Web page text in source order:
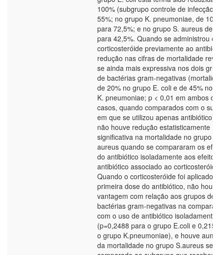
100% (subgrupo controle de infecção)
55%; no grupo K. pneumoniae, de
para 72,5%; e no grupo S. aureus de
para 42,5%. Quando se administrou o
corticosteróide previamente ao
redução nas cifras de mortalidade
se ainda mais expressiva nos dois
de bactérias gram-negativas
de 20% no grupo E. coli e de 45% no
K. pneumoniae; p < 0,01 em ambos os
casos, quando comparados com o
em que se utilizou apenas antibiótico),
não houve redução estatisticamente
significativa na mortalidade no grupo S.
aureus quando se compararam os
do antibiótico isoladamente aos efeitos
antibiótico associado ao
Quando o corticosteróide foi aplicado
primeira dose do antibiótico, não houve
vantagem com relação aos grupos de
bactérias gram-negativas na
com o uso de antibiótico isoladamente
(p=0,2488 para o grupo E.coli e 0,215
o grupo K.pneumoniae), e houve
da mortalidade no grupo S.aureus se